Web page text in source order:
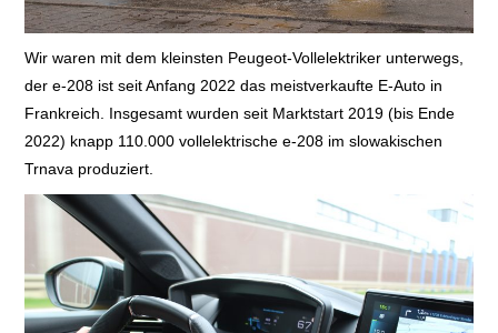
Wir waren mit dem kleinsten Peugeot-Vollelektriker unterwegs,
der e-208 ist seit Anfang 2022 das meistverkaufte E-Auto in
Frankreich. Insgesamt wurden seit Marktstart 2019 (bis Ende
2022) knapp 110.000 vollelektrische e-208 im slowakischen
Trnava produziert.